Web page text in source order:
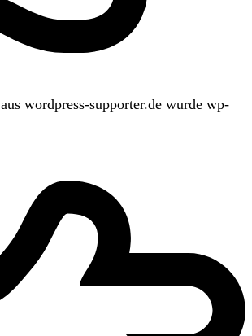
aus wordpress-supporter.de wurde wp-